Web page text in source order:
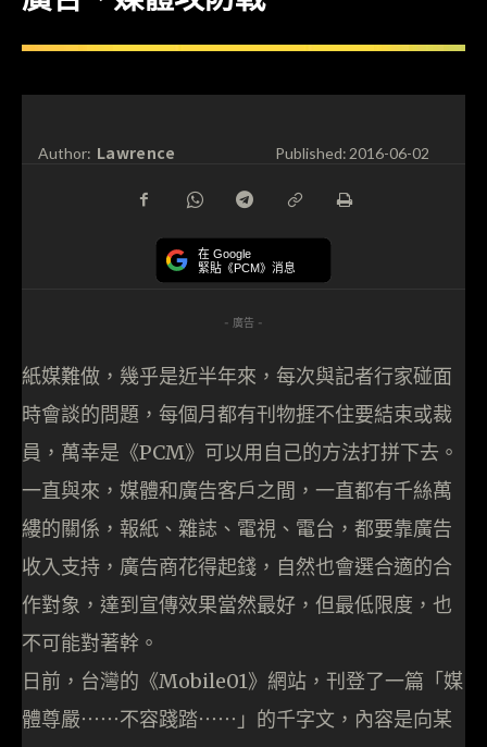
Author: Lawrence Published:2016-06-02
在 Google
緊貼《PCM》消息
- 廣告 -
紙媒難做，幾乎是近半年來，每次與記者行家碰面
時會談的問題，每個月都有刊物捱不住要結束或裁
員，萬幸是《PCM》可以用自己的方法打拼下去。
一直與來，媒體和廣告客戶之間，一直都有千絲萬
縷的關係，報紙、雜誌、電視、電台，都要靠廣告
收入支持，廣告商花得起錢，自然也會選合適的合
作對象，達到宣傳效果當然最好，但最低限度，也
不可能對著幹。
日前，台灣的《Mobile01》網站，刊登了一篇「媒
體尊嚴⋯⋯不容踐踏⋯⋯」的千字文，內容是向某